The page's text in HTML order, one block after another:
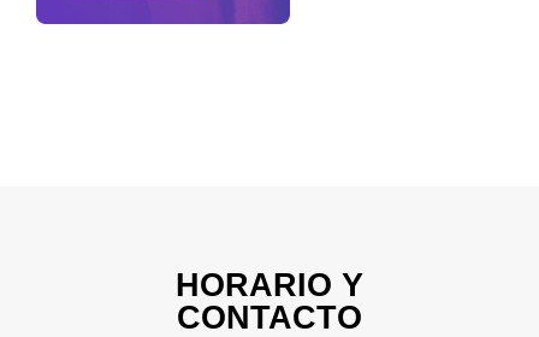
HORARIO Y
CONTACTO